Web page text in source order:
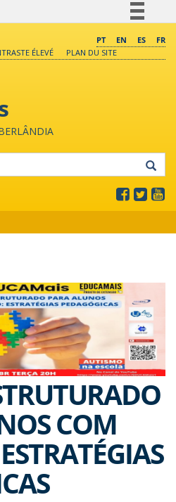
Comunica BR
PT EN ES
FR
ÉLEVÉ PLAN DU SITE
COM